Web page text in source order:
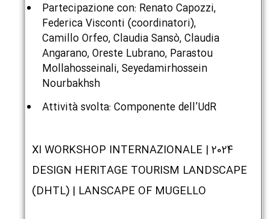
Partecipazione con: Renato Capozzi,
Federica Visconti (coordinatori),
Camillo Orfeo, Claudia Sansò, Claudia
Angarano, Oreste Lubrano, Parastou
Mollahosseinali, Seyedamirhossein
Nourbakhsh
Attività svolta: Componente dell’UdR
2024 | XI WORKSHOP INTERNAZIONALE
DESIGN HERITAGE TOURISM LANDSCAPE
(DHTL) | LANSCAPE OF MUGELLO